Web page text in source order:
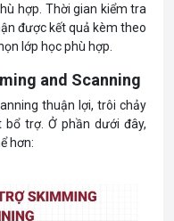
hợp. Thời gian kiểm tra
được kết quả kèm theo
lớp học phù hợp.
and Scanning
thuận lợi, trôi chảy
trợ. Ở phần dưới đây,
hơn: